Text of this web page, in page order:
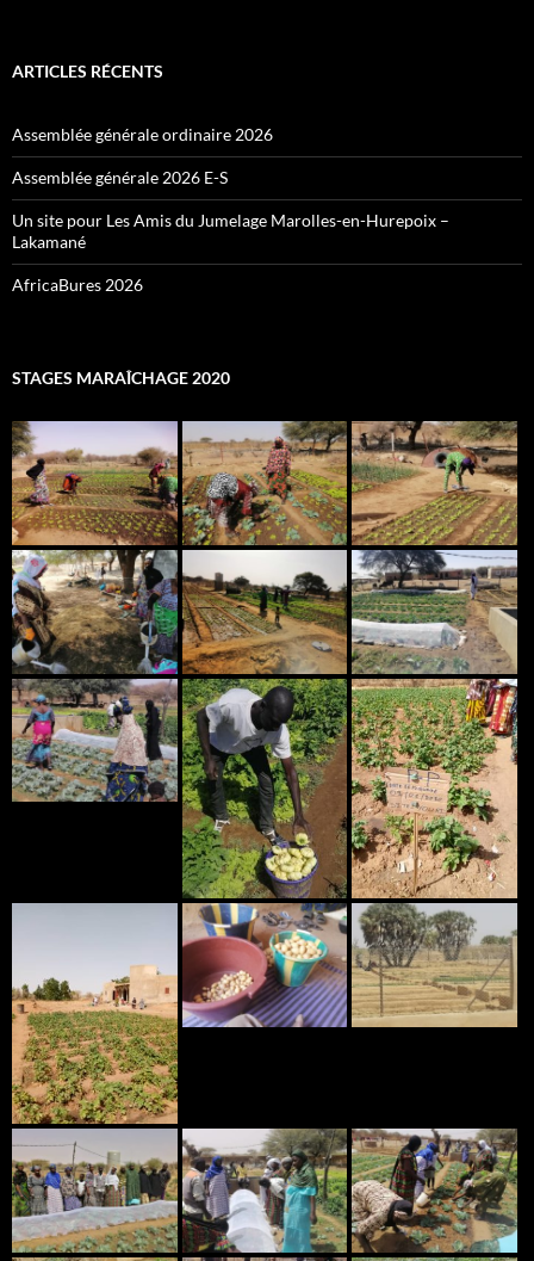
ARTICLES RÉCENTS
Assemblée générale ordinaire 2026
Assemblée générale 2026 E-S
Un site pour Les Amis du Jumelage Marolles-en-Hurepoix –
Lakamané
AfricaBures 2026
STAGES MARAÎCHAGE 2020